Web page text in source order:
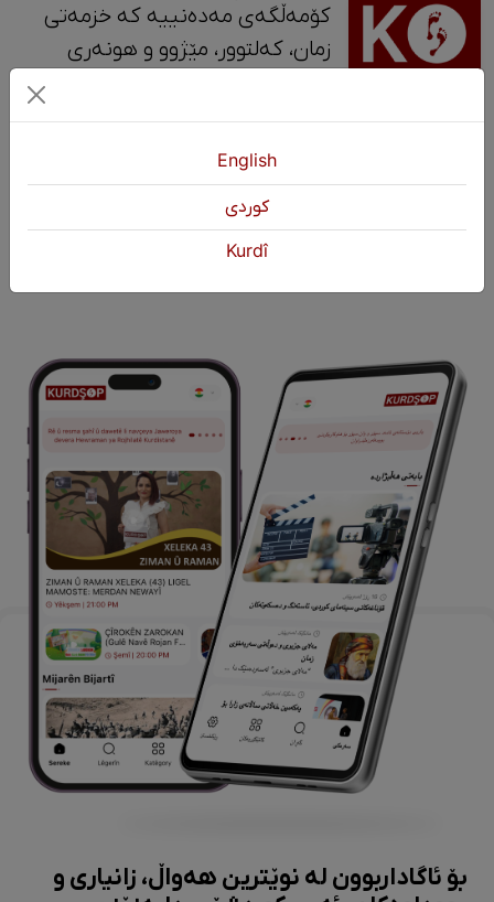
کۆمەڵگەی مەدەنییە کە خزمەتی
زمان، کەلتوور، مێژوو و ‎هونەری
+964 751 430 3262
+964 751 460 9262
info@kurdshop.net
بۆ ئاگاداربوون لە نوێترین هەواڵ، زانیاری و
English
كوردی
Kurdî